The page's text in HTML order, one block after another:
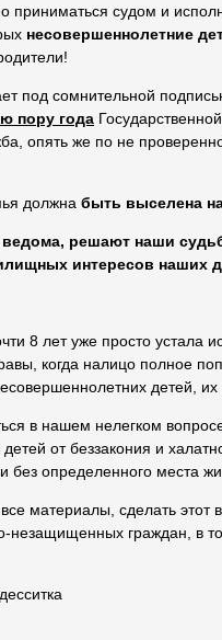
приниматься судом и
несовершеннолетние
под сомнительной
пору года
опять же по не
должна быть выселена
ведома, решают наши
интересов наших
8 лет уже просто устала
когда налицо полное
детей,
в нашем нелегком
от беззакония и
без определенного места
материалы, сделать
незащищенных граждан, в